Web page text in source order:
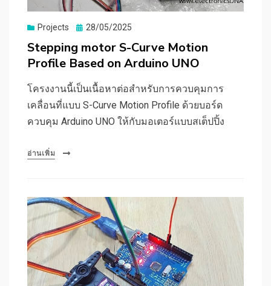
Projects
Posted
28/05/2025
Stepping motor S-Curve Motion
Profile Based on Arduino UNO
โครงงานนี้เป็นเนื้อหาต่อสำหรับการควบคุมการ
เคลื่อนที่แบบ S-Curve Motion Profile ด้วยบอร์ด
ควบคุม Arduino UNO ให้กับมอเตอร์แบบสเต็ปปิ้ง
อ่านเพิ่ม